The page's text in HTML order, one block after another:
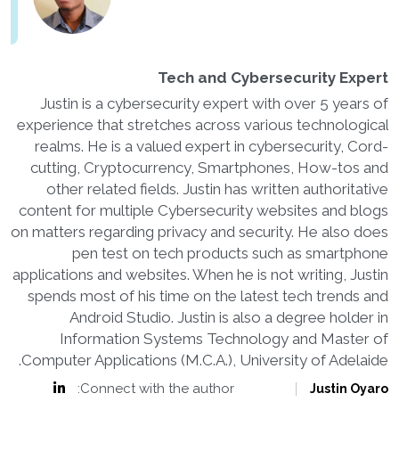
Tech and Cybersecurity Expert
Justin is a cybersecurity expert with over 5 years of
experience that stretches across various technological
realms. He is a valued expert in cybersecurity, Cord-
cutting, Cryptocurrency, Smartphones, How-tos and
other related fields. Justin has written authoritative
content for multiple Cybersecurity websites and blogs
on matters regarding privacy and security. He also does
pen test on tech products such as smartphone
applications and websites. When he is not writing, Justin
spends most of his time on the latest tech trends and
Android Studio. Justin is also a degree holder in
Information Systems Technology and Master of
Computer Applications (M.C.A.), University of Adelaide.
Justin Oyaro
Connect with the author: